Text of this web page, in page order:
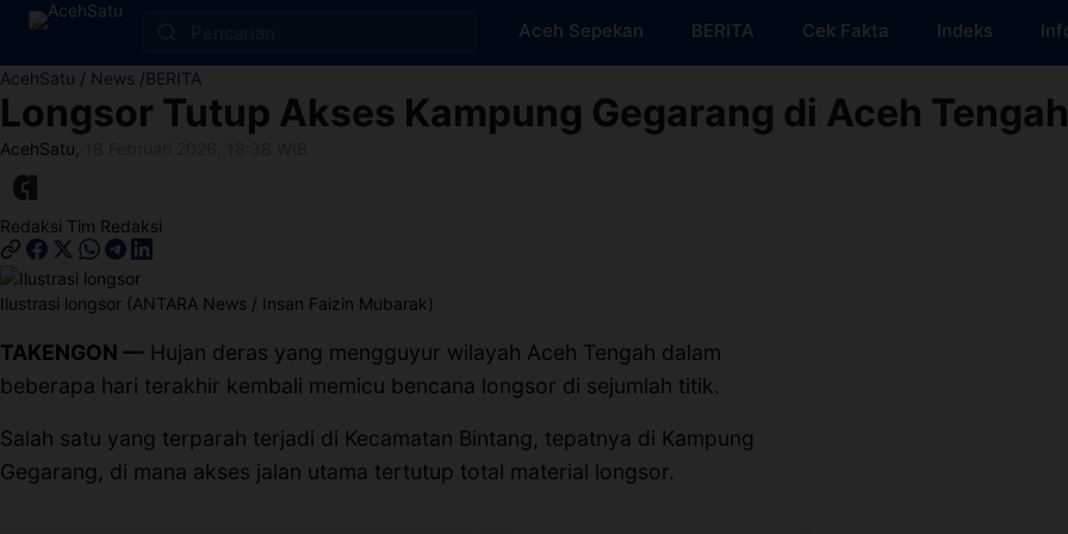
Skip to content
Aceh Sepekan BERITA Cek Fakta Indeks
Edit Berita
Kebijakan Cookie
Kebijakan Cookies
Kebijakan Privasi
Panduan
Pasang Iklan
AcehSatu / News /BERITA
Longsor Tutup Akses Kampung Gegarang di Aceh Tengah
AcehSatu
Redaksi Tim Redaksi
Ilustrasi longsor (ANTARA News / Insan Faizin Mubarak)
TAKENGON — Hujan deras yang mengguyur wilayah Aceh Tengah dalam
beberapa hari terakhir kembali memicu bencana longsor di sejumlah titik.
Salah satu yang terparah terjadi di Kecamatan Bintang, tepatnya di Kampung
Gegarang, di mana akses jalan utama tertutup total material longsor.